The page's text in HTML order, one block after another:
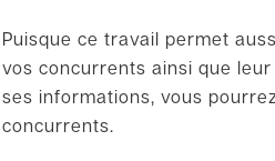
Puisque ce travail permet
vos concurrents ainsi que
ses informations, vous
concurrents.